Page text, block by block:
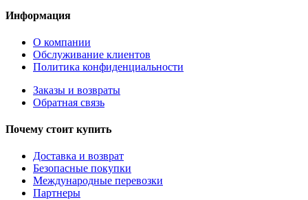
Информация
О компании
Обслуживание клиентов
Политика конфиденциальности
Заказы и возвраты
Обратная связь
Почему стоит купить
Доставка и возврат
Безопасные покупки
Международные перевозки
Партнеры